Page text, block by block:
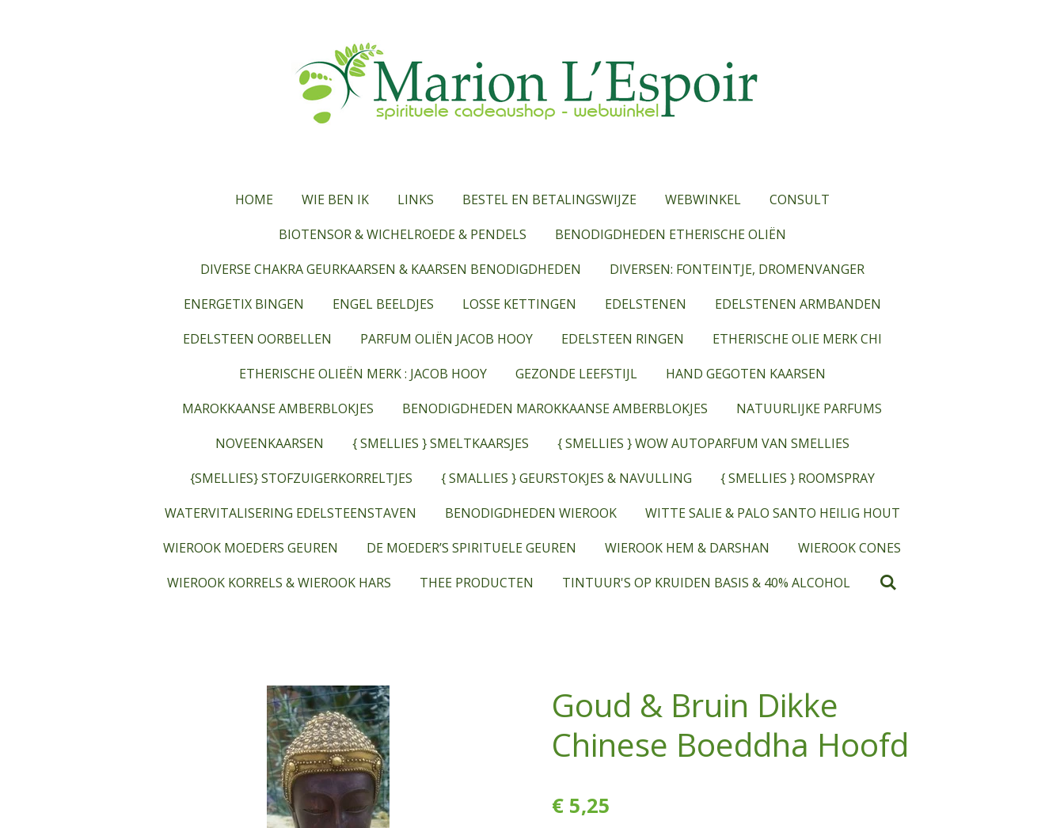
HOME WIE BEN IK LINKS BESTEL EN BETALINGSWIJZE WEBWINKEL
CONSULT
BIOTENSOR & WICHELROEDE & PENDELS
BENODIGDHEDEN ETHERISCHE OLIËN
DIVERSE CHAKRA GEURKAARSEN & KAARSEN BENODIGDHEDEN
DIVERSEN: FONTEINTJE, DROMENVANGER
ENERGETIX BINGEN
ENGEL BEELDJES LOSSE KETTINGEN EDELSTENEN
EDELSTENEN ARMBANDEN
EDELSTEEN OORBELLEN
PARFUM OLIËN JACOB HOOY EDELSTEEN RINGEN
ETHERISCHE OLIE MERK CHI
ETHERISCHE OLIEËN MERK : JACOB HOOY
GEZONDE LEEFSTIJL
HAND GEGOTEN KAARSEN
MAROKKAANSE AMBERBLOKJES
BENODIGDHEDEN MAROKKAANSE AMBERBLOKJES
NATUURLIJKE PARFUMS
NOVEENKAARSEN
{ SMELLIES } SMELTKAARSJES
{ SMELLIES } WOW AUTOPARFUM VAN SMELLIES
{SMELLIES} STOFZUIGERKORRELTJES
{ SMALLIES } GEURSTOKJES & NAVULLING
{ SMELLIES } ROOMSPRAY
WATERVITALISERING EDELSTEENSTAVEN
BENODIGDHEDEN WIEROOK
WITTE SALIE & PALO SANTO HEILIG HOUT
WIEROOK MOEDERS GEUREN
DE MOEDER’S SPIRITUELE GEUREN WIEROOK HEM & DARSHAN
WIEROOK CONES
WIEROOK KORRELS & WIEROOK HARS
THEE PRODUCTEN TINTUUR'S OP KRUIDEN BASIS & 40% ALCOHOL
Goud & Bruin Dikke
Chinese Boeddha Hoofd
€ 5,25